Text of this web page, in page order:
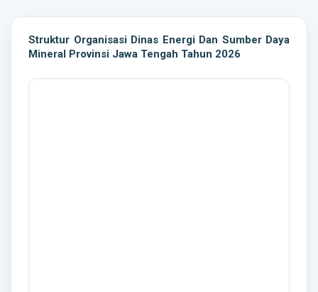
Struktur Organisasi Dinas Energi Dan Sumber Daya
Mineral Provinsi Jawa Tengah Tahun 2026